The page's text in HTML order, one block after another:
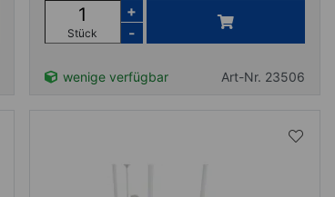
Stück
+
-
wenige verfügbar Art-Nr. 23506